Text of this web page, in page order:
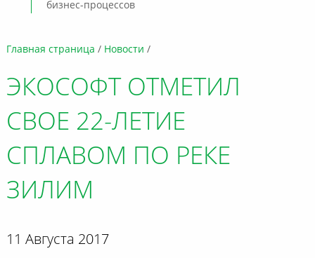
Главная страница Новости
ЭКОCОФТ ОТМЕТИЛ
СВОЕ 22-ЛЕТИЕ
СПЛАВОМ ПО РЕКЕ
ЗИЛИМ
11 Августа 2017
бизнес-процессов